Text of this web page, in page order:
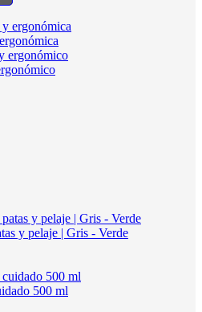
y pelaje | Gris - Verde
500 ml